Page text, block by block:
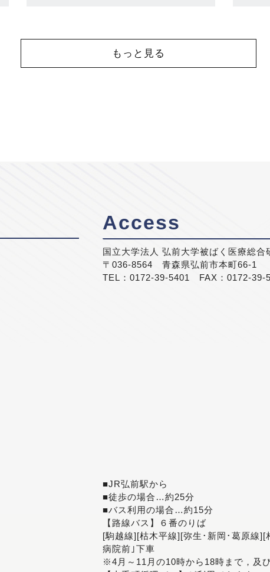
もっと見る
Access
国立大学法人 弘前大学被ばく医療総合
〒036-8564 青森県弘前市本町66-1
TEL：0172-39-5401 FAX：0172-39-
■JR弘前駅から
■徒歩の場合…約25分
■バス利用の場合…約15分
【路線バス】６番のりば
[駒越線][枯木平線][弥生･新岡･葛原線
病院前｣下車
※4月～11月の10時から18時まで，及